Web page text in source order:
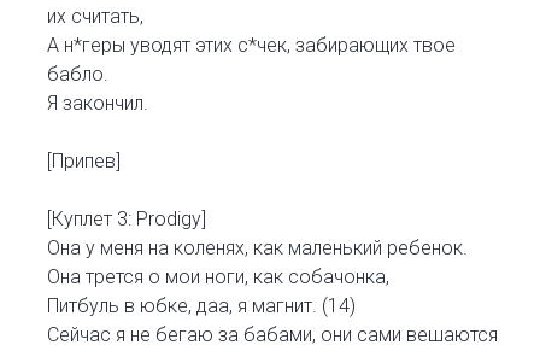
их считать,
А н*геры уводят этих с*чек, забирающих твое
бабло.
Я закончил.
[Припев]
[Куплет 3: Prodigy]
Она у меня на коленях, как маленький ребенок.
Она трется о мои ноги, как собачонка,
Питбуль в юбке, даа, я магнит. (14)
Сейчас я не бегаю за бабами, они сами вешаются